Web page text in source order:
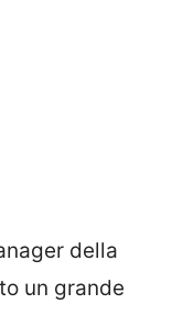
della
un grande